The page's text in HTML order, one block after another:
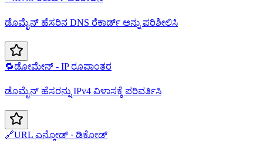
ಡೊಮೈನ್ ಹೆಸರಿನ DNS ರೆಕಾರ್ಡ್ ಅನ್ನು ಪರಿಶೀಲಿಸಿ
🔁ಡೋಮೇನ್ - IP ರೂಪಾಂತರ
ಡೊಮೈನ್ ಹೆಸರನ್ನು IPv4 ವಿಳಾಸಕ್ಕೆ ಪರಿವರ್ತಿಸಿ
🔗URL ಎನ್ಕೋಡ್ · ಡಿಕೋಡ್